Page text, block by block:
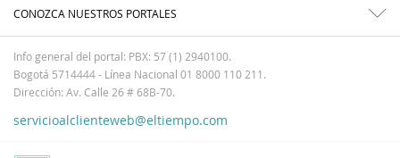
CONOZCA NUESTROS PORTALES
Info general del portal: PBX: 57 (1) 2940100.
Bogotá 5714444 - Línea Nacional 01 8000 110 211.
Dirección: Av. Calle 26 # 68B-70.
servicioalclienteweb@eltiempo.com